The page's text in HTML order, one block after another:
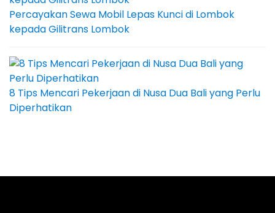
Percayakan Sewa Mobil Lepas Kunci di Lombok
kepada Gilitrans Lombok
8 Tips Mencari Pekerjaan di Nusa Dua Bali yang Perlu
Diperhatikan